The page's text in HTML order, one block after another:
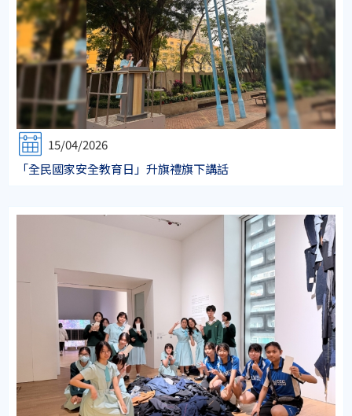
15/04/2026
「全民國家安全教育日」升旗禮旗下講話